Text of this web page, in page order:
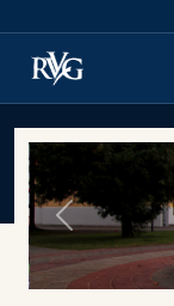
Previous